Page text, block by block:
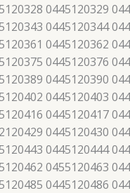
0445120329
0445120344
0445120362
0445120376
0445120390
0445120403
0445120417
0445120430
0445120444
0455120463
0445120486